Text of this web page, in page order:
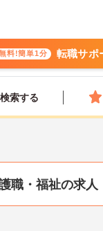
料!簡単1分 転職サポ
索する
職・福祉の求人